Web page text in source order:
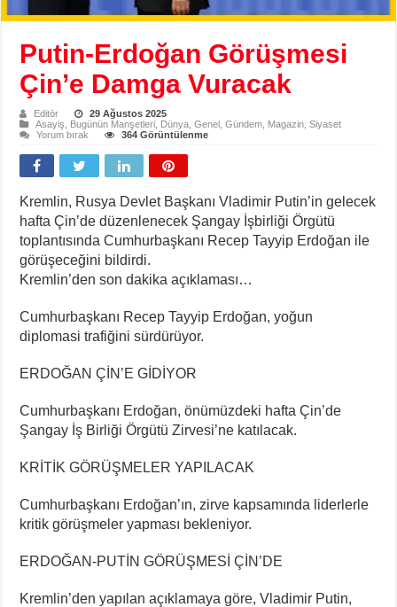
Putin-Erdoğan Görüşmesi
Çin’e Damga Vuracak
Editör
29 Ağustos 2025
Asayiş
Bugünün Manşetleri Dünya ,Genel ,Gündem Magazin ,Siyaset
Yorum bırak
364 Görüntülenme
Kremlin, Rusya Devlet Başkanı Vladimir Putin’in gelecek
hafta Çin’de düzenlenecek Şangay İşbirliği Örgütü
toplantısında Cumhurbaşkanı Recep Tayyip Erdoğan ile
görüşeceğini bildirdi.
Kremlin’den son dakika açıklaması…
Cumhurbaşkanı Recep Tayyip Erdoğan, yoğun
diplomasi trafiğini sürdürüyor.
ERDOĞAN ÇİN’E GİDİYOR
Cumhurbaşkanı Erdoğan, önümüzdeki hafta Çin’de
Şangay İş Birliği Örgütü Zirvesi’ne katılacak.
KRİTİK GÖRÜŞMELER YAPILACAK
Cumhurbaşkanı Erdoğan’ın, zirve kapsamında liderlerle
kritik görüşmeler yapması bekleniyor.
ERDOĞAN-PUTİN GÖRÜŞMESİ ÇİN’DE
Kremlin’den yapılan açıklamaya göre, Vladimir Putin,